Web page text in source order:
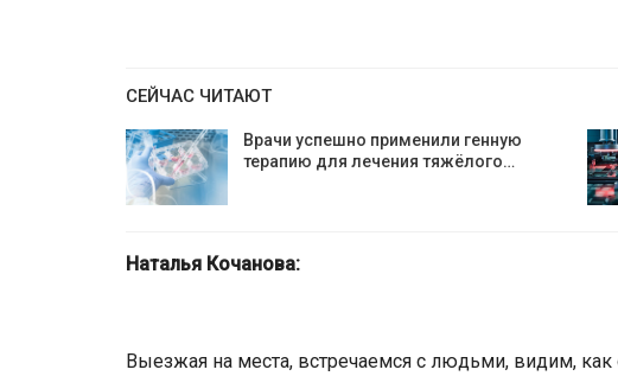
СЕЙЧАС ЧИТАЮТ
Врачи успешно применили генную
терапию для лечения тяжёлого…
Наталья Кочанова:
Выезжая на места, встречаемся с людьми, видим, как